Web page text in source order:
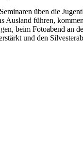
üben die
führen,
beim Fotoabend an
und den